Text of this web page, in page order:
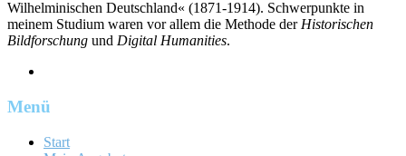
Wilhelminischen Deutschland« (1871-1914). Schwerpunkte in
meinem Studium waren vor allem die Methode derHistorischen
Bildforschung und Digital Humanities.
Menü
Start